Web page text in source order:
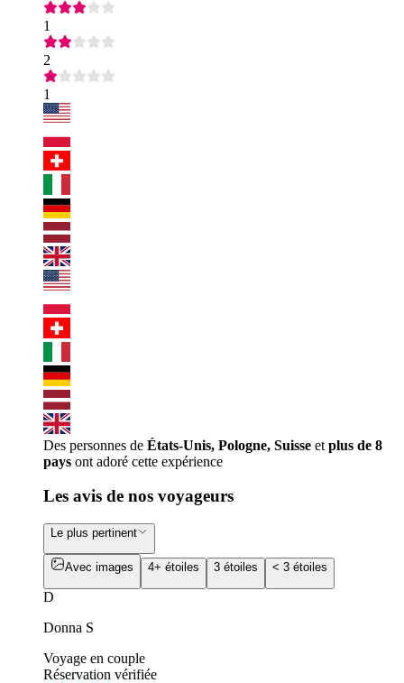
1
2
1
Des personnes de États-Unis, Pologne, Suisse et plus de 8
pays ont adoré cette expérience
Les avis de nos voyageurs
Le plus pertinent
Avec images 4+ étoiles 3 étoiles < 3 étoiles
D
Donna S
Voyage en couple
Réservation vérifiée